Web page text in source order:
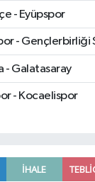
- Eyüpspor
- Gençlerbirliği
- Galatasaray
- Kocaelispor